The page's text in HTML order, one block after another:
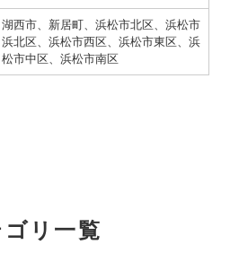
湖西市、新居町、浜松市北区、浜松市
浜北区、浜松市西区、浜松市東区、浜
松市中区、浜松市南区
ゴリ一覧